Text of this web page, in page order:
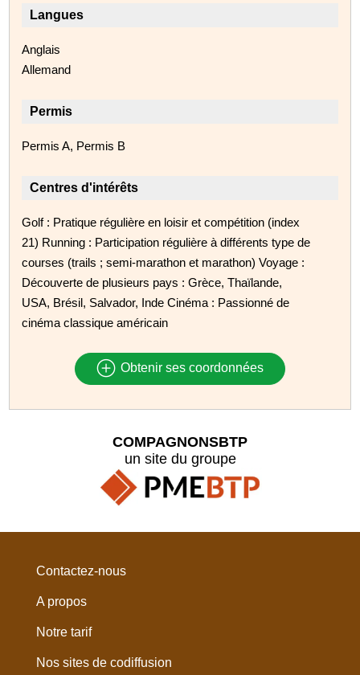
Langues
Anglais
Allemand
Permis
Permis A, Permis B
Centres d'intérêts
Golf : Pratique régulière en loisir et compétition (index
21) Running : Participation régulière à différents type de
courses (trails ; semi-marathon et marathon) Voyage :
Découverte de plusieurs pays : Grèce, Thaïlande,
USA, Brésil, Salvador, Inde Cinéma : Passionné de
cinéma classique américain
Obtenir ses coordonnées
COMPAGNONSBTP
un site du groupe
Contactez-nous
A propos
Notre tarif
Nos sites de codiffusion